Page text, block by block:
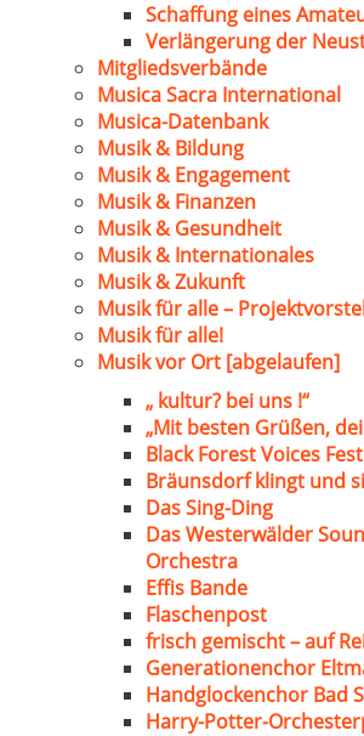
Schaffung eines
Verlängerung der
Mitgliedsverbände
Musica Sacra International
Musica-Datenbank
Musik & Bildung
Musik & Engagement
Musik & Finanzen
Musik & Gesundheit
Musik & Internationales
Musik & Zukunft
Musik für alle –
Musik für alle!
Musik vor Ort [abgelaufen]
„ kultur? bei uns !“
„Mit besten Grüßen,
Black Forest Voices
Bräunsdorf klingt und
Das Sing-Ding
Das Westerwälder
Orchestra
Effis Bande
Flaschenpost
frisch gemischt – auf
Generationenchor
Handglockenchor Bad
Harry-Potter-